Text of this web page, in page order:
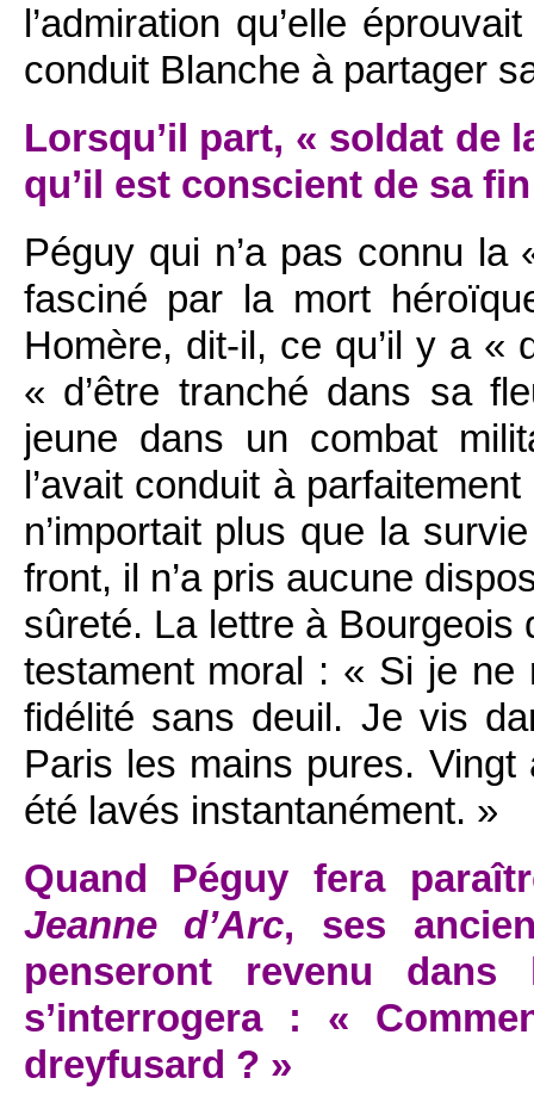
l’admiration qu’elle
conduit Blanche à partager
Lorsqu’il part, « soldat de
qu’il est conscient de sa
Péguy qui n’a pas connu la
fasciné par la mort
Homère, dit-il, ce qu’il y a
« d’être tranché dans sa
jeune dans un combat
l’avait conduit à
n’importait plus que la
front, il n’a pris aucune
sûreté. La lettre à
testament moral : « Si je
fidélité sans deuil. Je vis
Paris les mains pures. Vingt
été lavés instantanément. »
Quand Péguy fera
Jeanne d’Arc, ses
penseront revenu dans
s’interrogera : «
dreyfusard ? »